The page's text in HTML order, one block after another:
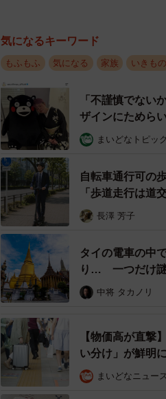
気になるキーワード
もふもふ 気になる 家族 いきもの
「不謹慎でない
ザインにためら
まいどなトピック
自転車通行可の
「歩道走行は道
長澤 芳子
タイの電車の中
り… 一つだけ謎
中将 タカノリ
【物価高が直
い分け」が鮮明に
まいどなニュー